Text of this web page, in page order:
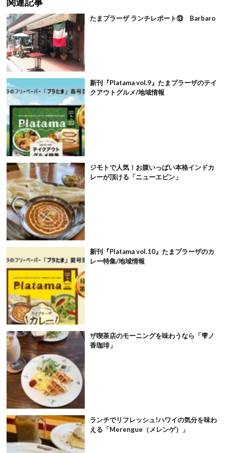
たまプラーザ ランチレポート⑬ Barbaro
新刊『Platama vol.9』たまプラーザのテイ
クアウトグルメ/地域情報
ジモトで人気！お腹いっぱい本格インドカ
レーが頂ける「ニューエビン」
新刊『Platama vol.10』たまプラーザのカ
レー特集/地域情報
ザ喫茶店のモーニングを味わうなら「雫ノ
香珈琲」
ランチでリフレッシュ!ハワイの気分を味わ
える「Merengue（メレンゲ）」